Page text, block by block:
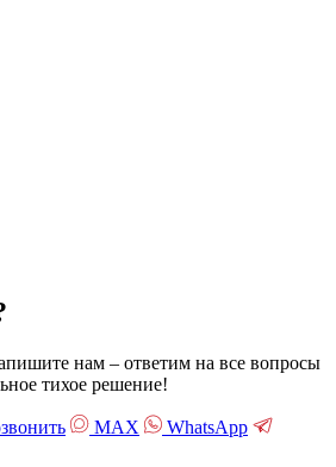
нам – ответим на все вопросы
тихое решение!
МАХ
WhatsApp